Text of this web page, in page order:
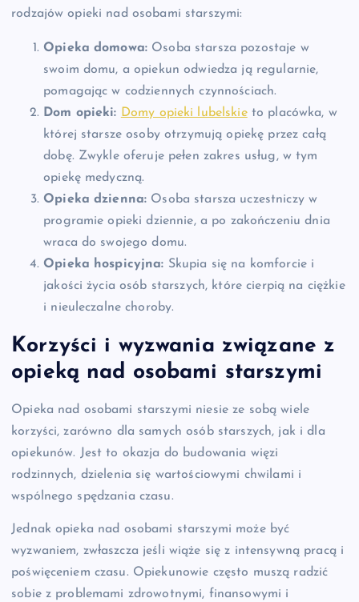
rodzajów opieki nad osobami starszymi:
Opieka domowa: Osoba starsza pozostaje w
swoim domu, a opiekun odwiedza ją regularnie,
pomagając w codziennych czynnościach.
Dom opieki: Domy opieki lubelskieto placówka, w
której starsze osoby otrzymują opiekę przez całą
dobę. Zwykle oferuje pełen zakres usług, w tym
opiekę medyczną.
Opieka dzienna: Osoba starsza uczestniczy w
programie opieki dziennie, a po zakończeniu dnia
wraca do swojego domu.
Opieka hospicyjna: Skupia się na komforcie i
jakości życia osób starszych, które cierpią na ciężkie
i nieuleczalne choroby.
Korzyści i wyzwania związane z
opieką nad osobami starszymi
Opieka nad osobami starszymi niesie ze sobą wiele
korzyści, zarówno dla samych osób starszych, jak i dla
opiekunów. Jest to okazja do budowania więzi
rodzinnych, dzielenia się wartościowymi chwilami i
wspólnego spędzania czasu.
Jednak opieka nad osobami starszymi może być
wyzwaniem, zwłaszcza jeśli wiąże się z intensywną pracą i
poświęceniem czasu. Opiekunowie często muszą radzić
sobie z problemami zdrowotnymi, finansowymi i